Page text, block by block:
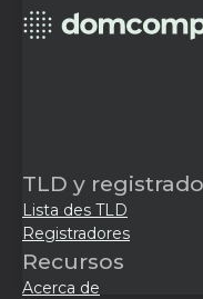
TLD y
Lista des TLD
Registradores
Recursos
Acerca de